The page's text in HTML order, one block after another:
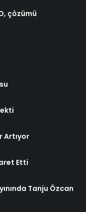
çözümü
Artıyor
Etti
Tanju Özcan